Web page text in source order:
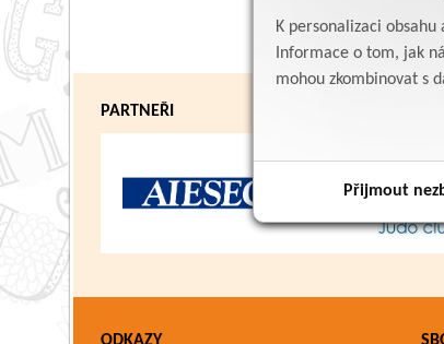
K personalizaci
Informace o tom, jak
mohou zkombinovat s
Přijmout
PARTNEŘI